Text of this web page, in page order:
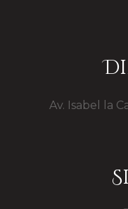
Av. Isabel la